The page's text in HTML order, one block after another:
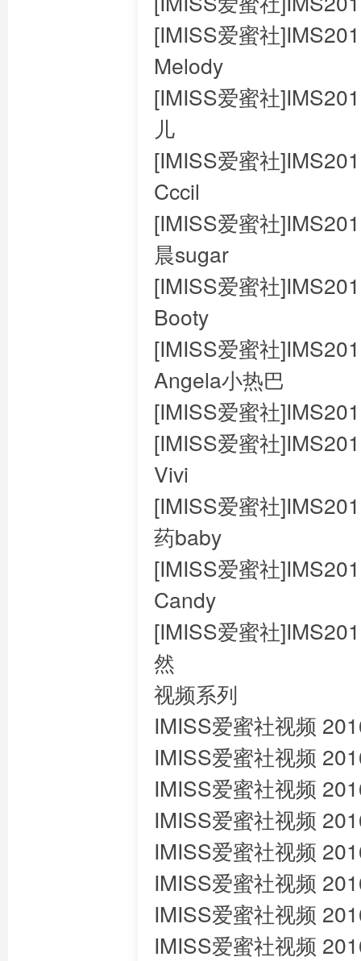
[IMISS爱蜜社
Melody
[IMISS爱蜜社
儿
[IMISS爱蜜社
Cccil
[IMISS爱蜜社
晨sugar
[IMISS爱蜜社
Booty
[IMISS爱蜜社
Angela小热巴
[IMISS爱蜜社
[IMISS爱蜜社
Vivi
[IMISS爱蜜社
药baby
[IMISS爱蜜社
Candy
[IMISS爱蜜社
然
视频系列
IMISS爱蜜社视频
IMISS爱蜜社视频
IMISS爱蜜社视频
IMISS爱蜜社视频
IMISS爱蜜社视频
IMISS爱蜜社视频
IMISS爱蜜社视频
IMISS爱蜜社视频